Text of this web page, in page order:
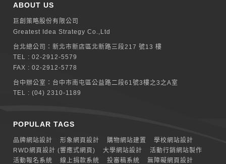
ABOUT US
巨創策略股份有限公司
Greatest Idea Strategy Co.,Ltd
台北總公司：新北巿新店區北新路三段217 號13 樓
TEL :02-2912-5579
FAX : 02-2912-5778
台中辦公室： 台中市南屯區公益路二段61號3樓之3之A室
TEL :(04) 2310-1189
POPULAR TAGS
品牌網站設計 形象網頁設計 購物網站建置
學校網站設計
RWD網頁設計 (響應式網頁)
大學網站設計
活動行銷網站製作
活動報名系統
線上捐款系統 投審稿系統 無障礙網頁設計